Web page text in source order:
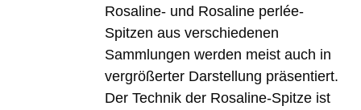
Rosaline- und Rosaline perlée-
Spitzen aus verschiedenen
Sammlungen werden meist auch in
vergrößerter Darstellung präsentiert.
Der Technik der Rosaline-Spitze ist